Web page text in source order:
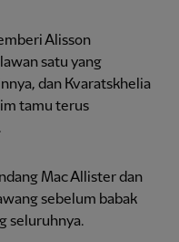
Alisson
satu yang
dan Kvaratskhelia
tamu terus
Mac Allister dan
sebelum babak
seluruhnya.